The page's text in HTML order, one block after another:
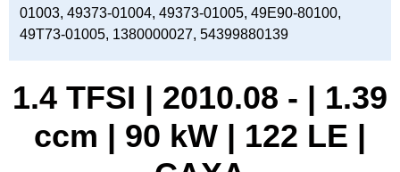
01003, 49373-01004, 49373-01005, 49E90-80100,
49T73-01005, 1380000027, 54399880139
1.4 TFSI | 2010.08 - | 1.39
ccm | 90 kW | 122 LE |